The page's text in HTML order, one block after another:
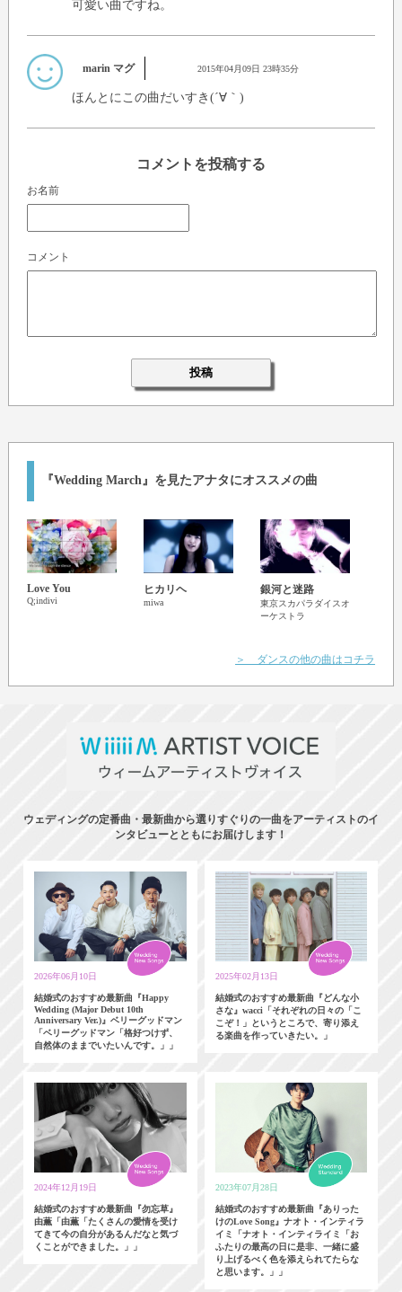
可愛い曲ですね。
marin マグ 2015年04月09日 23時35分
ほんとにこの曲だいすき(´∀｀)
コメントを投稿する
お名前
コメント
『Wedding March』を見たアナタにオススメの曲
Love You
Q;indivi
ヒカリヘ
miwa
銀河と迷路
東京スカパラダイスオ
ーケストラ
＞ ダンスの他の曲はコチラ
ウェディングの定番曲・最新曲から選りすぐりの一曲をアーティストのイ
ンタビューとともにお届けします！
2026年06月10日
結婚式のおすすめ最新曲『Happy
Wedding (Major Debut 10th
Anniversary Ver.)』ベリーグッドマン
「ベリーグッドマン「格好つけず、
自然体のままでいたいんです。」」
2025年02月13日
結婚式のおすすめ最新曲『どんな小
さな』wacci「それぞれの日々の「こ
こぞ！」というところで、寄り添え
る楽曲を作っていきたい。」
2024年12月19日
結婚式のおすすめ最新曲『勿忘草』
由薫「由薫「たくさんの愛情を受け
てきて今の自分があるんだなと気づ
くことができました。」」
2023年07月28日
結婚式のおすすめ最新曲『ありった
けのLove Song』ナオト・インティラ
イミ「ナオト・インティライミ「お
ふたりの最高の日に是非、一緒に盛
り上げるべく色を添えられてたらな
と思います。」」